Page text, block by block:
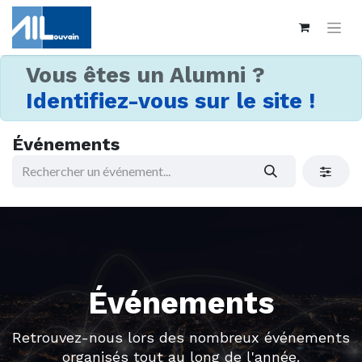
Vous êtes un Alumni ?
Identifiez-vous sur le site !
Événements
Événements
Retrouvez-nous lors des nombreux événements
organisés tout au long de l'année.